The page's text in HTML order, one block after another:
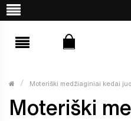
Moteriški medžiaginiai kedai
Moteriški